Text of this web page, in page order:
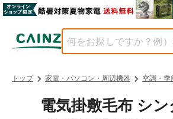
トップ 家電・パソコン・周辺機器 空調・季
電気掛敷毛布 シ